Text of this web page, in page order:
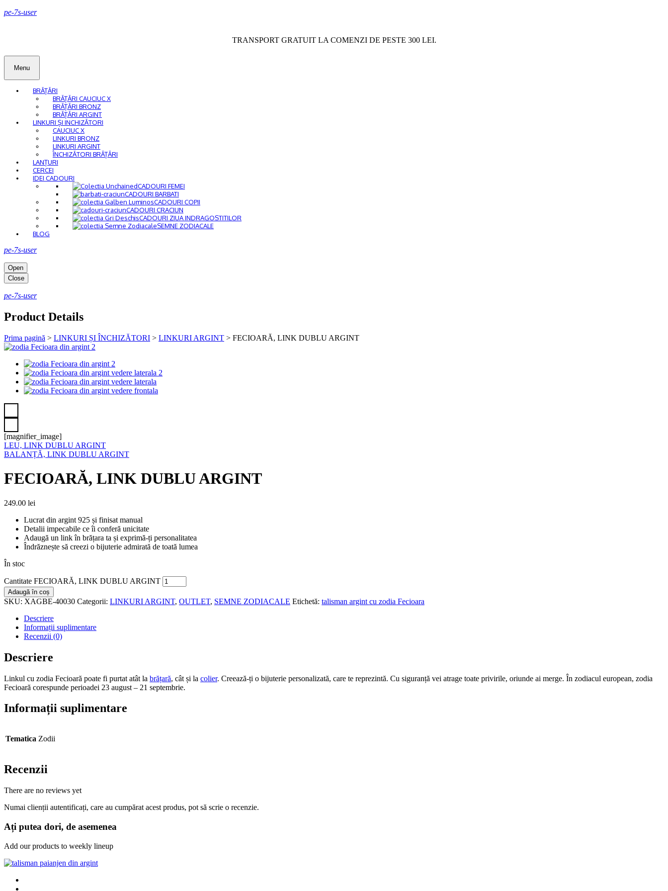
pe-7s-user
TRANSPORT GRATUIT LA COMENZI DE PESTE 300 LEI.
Menu
BRĂȚĂRI
BRĂȚĂRI CAUCIUC X
BRĂȚĂRI BRONZ
BRĂȚĂRI ARGINT
LINKURI ȘI INCHIZĂTORI
CAUCIUC X
LINKURI BRONZ
LINKURI ARGINT
ÎNCHIZĂTORI BRĂȚĂRI
LANȚURI
CERCEI
IDEI CADOURI
CADOURI FEMEI
CADOURI BARBATI
CADOURI COPII
CADOURI CRACIUN
CADOURI ZIUA INDRAGOSTITILOR
SEMNE ZODIACALE
BLOG
pe-7s-user
Open
Close
pe-7s-user
Product Details
Prima pagină > LINKURI ȘI ÎNCHIZĂTORI > LINKURI ARGINT > FECIOARĂ, LINK DUBLU ARGINT
[magnifier_image]
LEU, LINK DUBLU ARGINT
BALANȚĂ, LINK DUBLU ARGINT
FECIOARĂ, LINK DUBLU ARGINT
249.00 lei
Lucrat din argint 925 și finisat manual
Detalii impecabile ce îi conferă unicitate
Adaugă un link în brățara ta și exprimă-ți personalitatea
Îndrăznește să creezi o bijuterie admirată de toată lumea
În stoc
Cantitate FECIOARĂ, LINK DUBLU ARGINT
Adaugă în coș
SKU: XAGBE-40030 Categorii: LINKURI ARGINT, OUTLET, SEMNE ZODIACALE Etichetă: talisman argint cu zodia Fecioara
Descriere
Informații suplimentare
Recenzii (0)
Descriere
Linkul cu zodia Fecioară poate fi purtat atât la brățară, cât și la colier. Creează-ți o bijuterie personalizată, care te reprezintă. Cu siguranță vei atrage toate privirile, oriunde ai merge. În zodiacul european, zodia
Fecioară corespunde perioadei 23 august – 21 septembrie.
Informații suplimentare
Tematica Zodii
Recenzii
There are no reviews yet
Numai clienții autentificați, care au cumpărat acest produs, pot să scrie o recenzie.
Ați putea dori, de asemenea
Add our products to weekly lineup